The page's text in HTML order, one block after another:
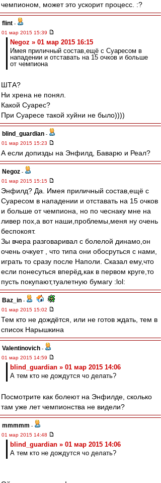
чемпионом, может это ускорит процесс. :?
flint -
01 мар 2015 15:39
Negoz » 01 мар 2015 16:15
Имея приличный состав,ещё с Суаресом в
нападении и отставать на 15 очков и больше
от чемпиона
ШТА?
Ни хрена не понял.
Какой Суарес?
При Суаресе такой хуйни не было))))
blind_guardian -
01 мар 2015 15:23
А если допизды на Энфилд, Баварю и Реал?
Negoz -
01 мар 2015 15:15
Энфилд? Да. Имея приличный состав,ещё с
Суаресом в нападении и отставать на 15 очков
и больше от чемпиона, но по чеснаку мне на
ливер пох,а вот наши,проблемы,меня ну очень
беспокоят.
Зы вчера разговаривал с болелой динамо,он
очень очкует , что типа они обосруться с нами,
играть то сразу после Наполи. Сказал ему,что
если понесуться вперёд,как в первом круге,то
пусть покупают,туалетную бумагу :lol:
Baz_in -
01 мар 2015 15:02
Тем кто не дождётся, или не готов ждать, тем в
список Нарышкина
Valentinovich -
01 мар 2015 14:59
blind_guardian » 01 мар 2015 14:06
А тем кто не дождутся чо делать?
Посмотрите как болеют на Энфилде, сколько
там уже лет чемпионства не видели?
mmmmm -
01 мар 2015 14:48
blind_guardian » 01 мар 2015 14:06
А тем кто не дождутся чо делать?